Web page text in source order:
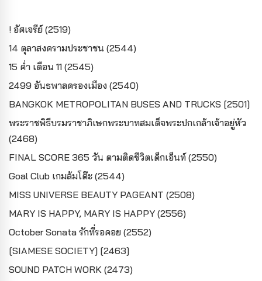
! อัศเจรีย์ (2519)
14 ตุลาสงครามประชาชน (2544)
15 ค่ำ เดือน 11 (2545)
2499 อันธพาลครองเมือง (2540)
BANGKOK METROPOLITAN BUSES AND TRUCKS [2501]
พระราชพิธีบรมราชาภิเษกพระบาทสมเด็จพระปกเกล้าเจ้าอยู่หัว
(2468)
FINAL SCORE 365 วัน ตามติดชีวิตเด็กเอ็นท์ (2550)
Goal Club เกมล้มโต๊ะ (2544)
MISS UNIVERSE BEAUTY PAGEANT (2508)
MARY IS HAPPY, MARY IS HAPPY (2556)
October Sonata รักที่รอคอย (2552)
[SIAMESE SOCIETY] [2463]
SOUND PATCH WORK (2473)